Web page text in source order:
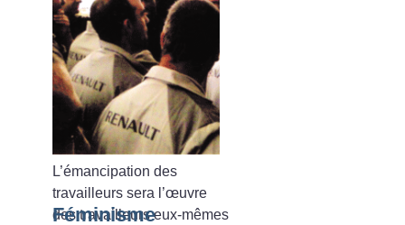
L’émancipation des
travailleurs sera l’œuvre
des travailleurs eux-mêmes
Féminisme